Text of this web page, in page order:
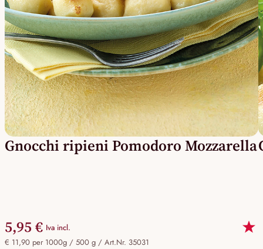
Gnocchi ripieni Pomodoro Mozzarella
5,95 € Iva incl.
€ 11,90 per 1000g / 500 g / Art.Nr. 35031